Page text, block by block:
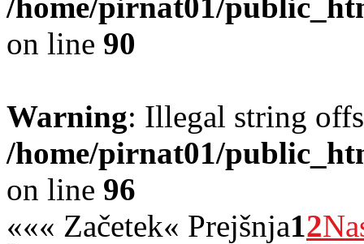
on line 90
Warning: Illegal string
/home/pirnat01/
on line 96
««« Začetek« Prejšnja12